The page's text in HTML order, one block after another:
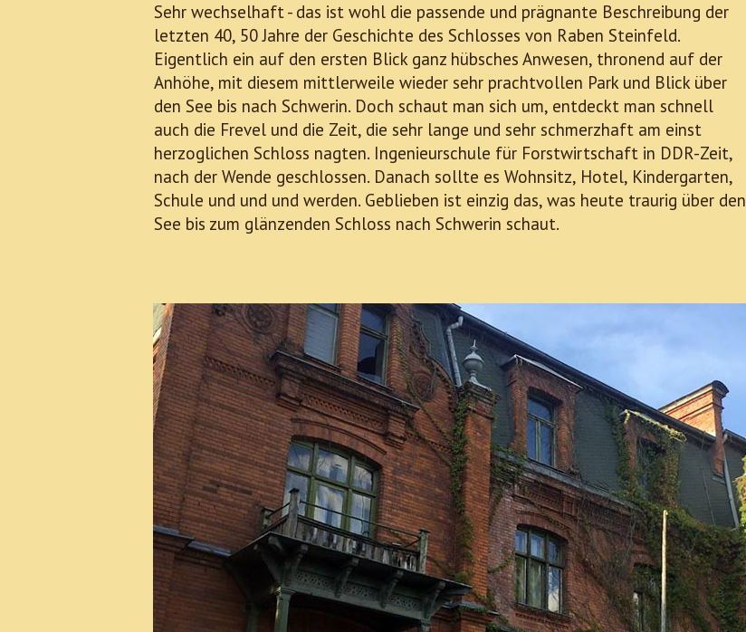
Sehr wechselhaft - das ist wohl die passende und prägnante Beschreibung der
letzten 40, 50 Jahre der Geschichte des Schlosses von Raben Steinfeld.
Eigentlich ein auf den ersten Blick ganz hübsches Anwesen, thronend auf der
Anhöhe, mit diesem mittlerweile wieder sehr prachtvollen Park und Blick über
den See bis nach Schwerin. Doch schaut man sich um, entdeckt man schnell
auch die Frevel und die Zeit, die sehr lange und sehr schmerzhaft am einst
herzoglichen Schloss nagten. Ingenieurschule für Forstwirtschaft in DDR-Zeit,
nach der Wende geschlossen. Danach sollte es Wohnsitz, Hotel, Kindergarten,
Schule und und und werden. Geblieben ist einzig das, was heute traurig über den
See bis zum glänzenden Schloss nach Schwerin schaut.